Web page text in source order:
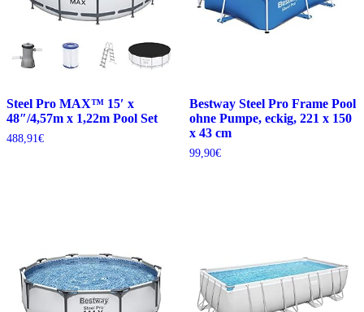
Steel Pro MAX™ 15′ x
48″/4,57m x 1,22m Pool Set
488,91€
Bestway Steel Pro Frame Pool
ohne Pumpe, eckig, 221 x 150
x 43 cm
99,90€